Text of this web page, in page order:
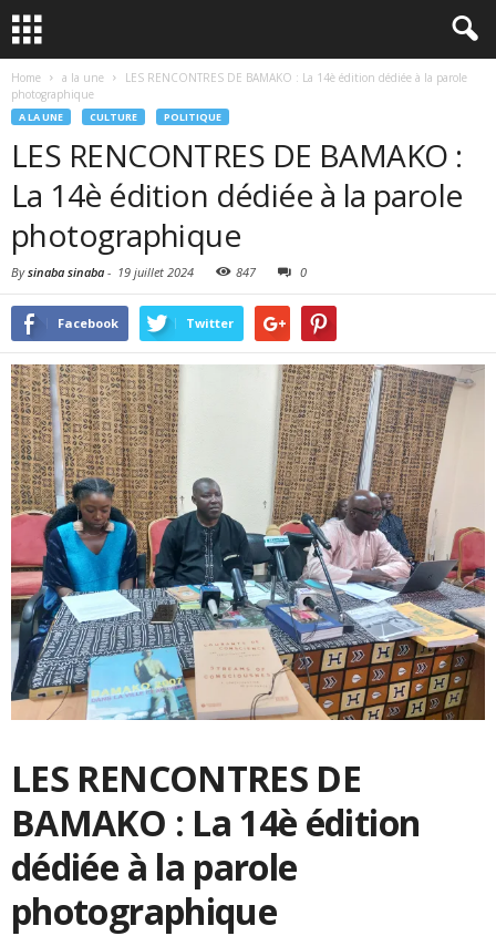
Home a la une
LES RENCONTRES DE BAMAKO : La 14è édition dédiée à la parole
photographique
A LA UNE CULTURE POLITIQUE
LES RENCONTRES DE BAMAKO :
La 14è édition dédiée à la parole
photographique
Bysinaba sinaba - 19 juillet 2024 847 0
Facebook Twitter
LES RENCONTRES DE
BAMAKO : La 14è édition
dédiée à la parole
photographique